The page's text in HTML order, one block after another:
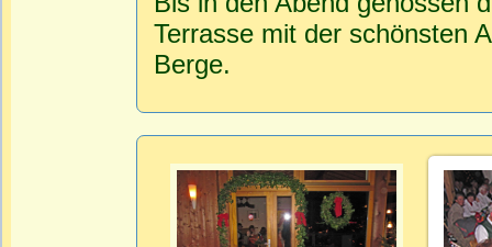
Terrasse mit der schönsten
Berge.